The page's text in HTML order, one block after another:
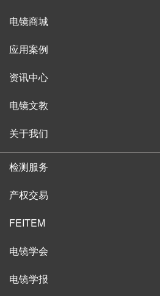
电镜商城
耗材商城
应用案例
论文案例
资讯中心
企业新闻
中镜讲堂
电镜文教
电子显微镜博物馆
电子显微镜教育
实验技术培训
关于我们
企业风采
联系我们
检测服务
中科百测
产权交易
产权交易
FEITEM
元宇宙商城
电镜学会
中国电镜网
电镜学报